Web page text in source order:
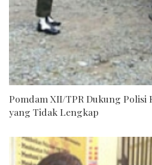
Pomdam XII/TPR Dukung Polisi
yang Tidak Lengkap